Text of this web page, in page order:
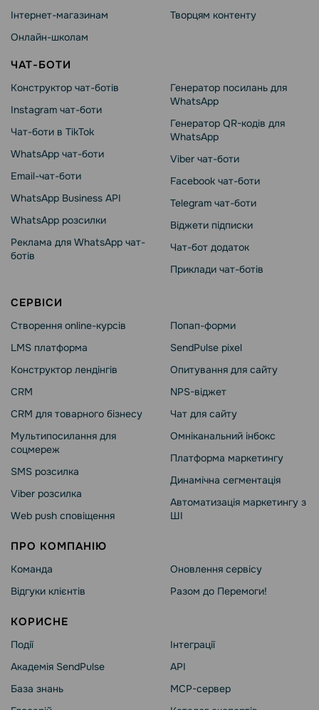
Інтернет-магазинам
Онлайн-школам
Творцям контенту
ЧАТ-БОТИ
Конструктор чат-ботів
Instagram чат-боти
Чат-боти в TikTok
WhatsApp чат-боти
Email-чат-боти
WhatsApp Business API
WhatsApp розсилки
Реклама для WhatsApp чат-
ботів
Генератор посилань для
WhatsApp
Генератор QR-кодів для
WhatsApp
Viber чат-боти
Facebook чат-боти
Telegram чат-боти
Віджети підписки
Чат-бот додаток
Приклади чат-ботів
СЕРВІСИ
Створення online-курсів
LMS платформа
Конструктор лендінгів
CRM
CRM для товарного бізнесу
Мультипосилання для
соцмереж
SMS розсилка
Viber розсилка
Web push сповіщення
Попап-форми
SendPulse pixel
Опитування для сайту
NPS-віджет
Чат для сайту
Омніканальний інбокс
Платформа маркетингу
Динамічна сегментація
Автоматизація маркетингу з
ШІ
ПРО КОМПАНІЮ
Команда
Відгуки клієнтів
Оновлення сервісу
Разом до Перемоги!
КОРИСНЕ
Події
Академія SendPulse
База знань
Інтеграції
API
MCP-сервер